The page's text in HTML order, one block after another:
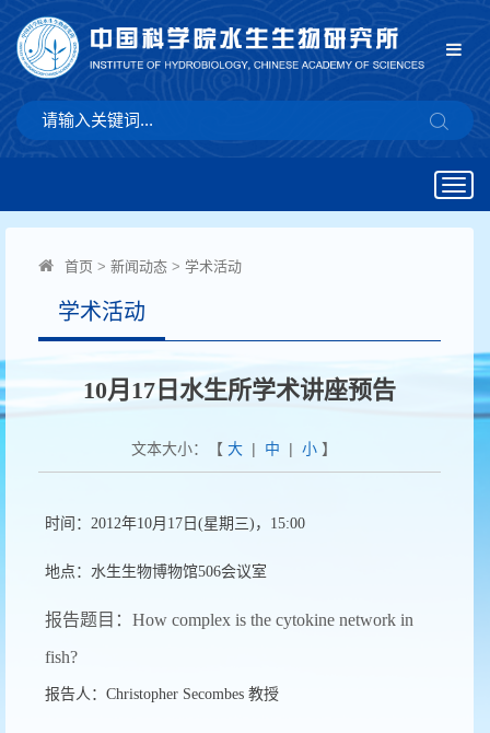
首页 > 新闻动态 > 学术活动
学术活动
10月17日水生所学术讲座预告
文本大小：【 大| 中 | 小】
时间：2012年10月17日(星期三)，15:00
地点：水生生物博物馆506会议室
报告题目：How complex is the cytokine network in
fish?
报告人：Christopher Secombes 教授